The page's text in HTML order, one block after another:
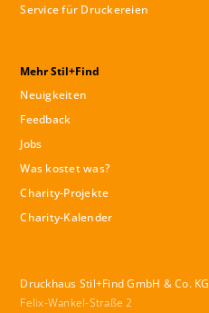
Service für Druckereien
Mehr Stil+Find
Neuigkeiten
Feedback
Jobs
Was kostet was?
Charity-Projekte
Charity-Kalender
Druckhaus Stil+Find GmbH & Co. KG
Felix-Wankel-Straße 2